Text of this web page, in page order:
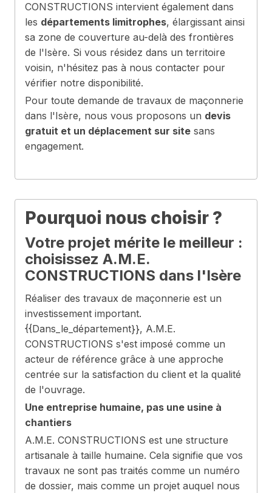
CONSTRUCTIONS intervient également dans
les départements limitrophes, élargissant ainsi
sa zone de couverture au-delà des frontières
de l'Isère. Si vous résidez dans un territoire
voisin, n'hésitez pas à nous contacter pour
vérifier notre disponibilité.
Pour toute demande de travaux de maçonnerie
dans l'Isère, nous vous proposons un devis
gratuit et un déplacement sur site sans
engagement.
Pourquoi nous choisir ?
Votre projet mérite le meilleur :
choisissez A.M.E.
CONSTRUCTIONS dans l'Isère
Réaliser des travaux de maçonnerie est un
investissement important.
{{Dans_le_département}}, A.M.E.
CONSTRUCTIONS s'est imposé comme un
acteur de référence grâce à une approche
centrée sur la satisfaction du client et la qualité
de l'ouvrage.
Une entreprise humaine, pas une usine à
chantiers
A.M.E. CONSTRUCTIONS est une structure
artisanale à taille humaine. Cela signifie que vos
travaux ne sont pas traités comme un numéro
de dossier, mais comme un projet auquel nous